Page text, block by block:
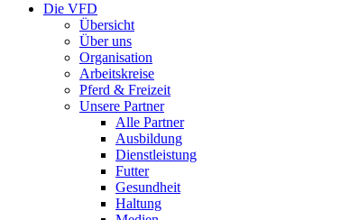
Die VFD
Übersicht
Über uns
Organisation
Arbeitskreise
Pferd & Freizeit
Unsere Partner
Alle Partner
Ausbildung
Dienstleistung
Futter
Gesundheit
Haltung